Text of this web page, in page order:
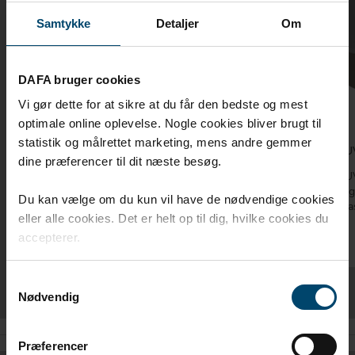
Samtykke Detaljer Om
DAFA bruger cookies
Vi gør dette for at sikre at du får den bedste og mest
optimale online oplevelse. Nogle cookies bliver brugt til
statistik og målrettet marketing, mens andre gemmer
dine præferencer til dit næste besøg.
Du kan vælge om du kun vil have de nødvendige cookies
eller alle cookies. Det er helt op til dig, hvilke cookies du
accepterer.
Nødvendig
Præferencer
DAFA Zero Waste
liner.
DAFA
DAFA